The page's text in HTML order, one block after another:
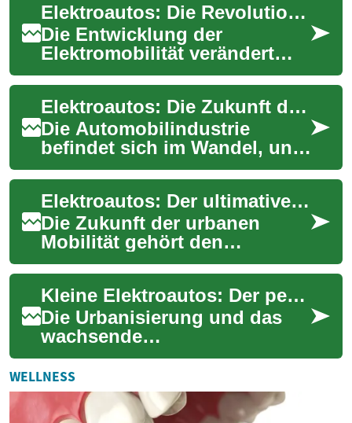
Elektroautos: Die Revolution der urbanen Mobilität
Die Entwicklung der
Elektromobilität verändert
unsere Städte grundlegend.
Besonders kompakte
Elektrofahrzeuge etablie...
Elektroautos: Die Zukunft der urbanen Mobilität
Die Automobilindustrie
befindet sich im Wandel, und
Elektroautos stehen an der
Spitze dieser Revolution. Mit
steigend...
Elektroautos: Der ultimative Leitfaden für kompakte Stadtfahrzeuge
Die Zukunft der urbanen
Mobilität gehört den
Elektrofahrzeugen.
Besonders kompakte
Elektroautos haben sich als
ideale...
Kleine Elektroautos: Der perfekte Begleiter für die Stadt
Die Urbanisierung und das
wachsende
Umweltbewusstsein haben zu
einer steigenden Nachfrage
nach kompakten
Elektrofahrz...
WELLNESS